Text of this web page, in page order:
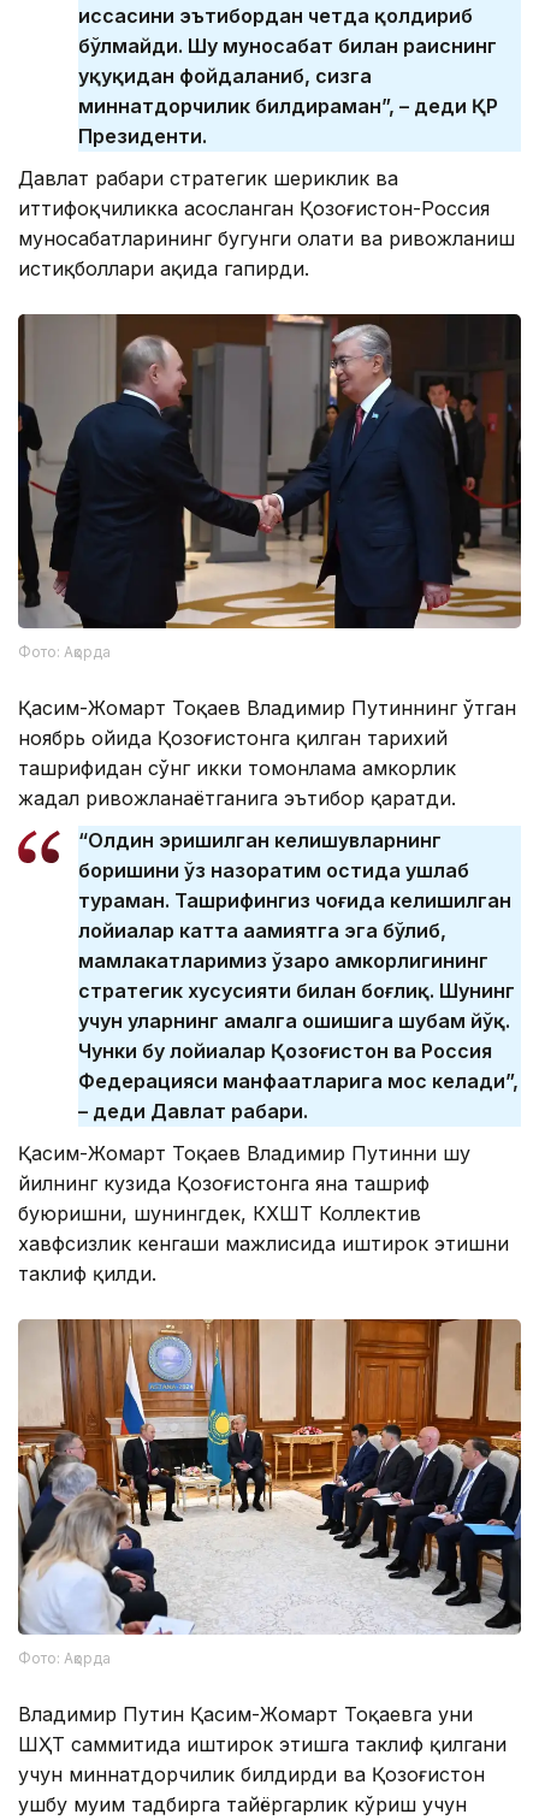
ҳиссасини эътибордан четда қолдириб
бўлмайди. Шу муносабат билан раиснинг
ҳуқуқидан фойдаланиб, сизга
миннатдорчилик билдираман”, – деди ҚР
Президенти.
Давлат раҳбари стратегик шериклик ва
иттифоқчиликка асосланган Қозоғистон-Россия
муносабатларининг бугунги ҳолати ва ривожланиш
истиқболлари ҳақида гапирди.
Фото: Ақорда
Қасим-Жомарт Тоқаев Владимир Путиннинг ўтган
ноябрь ойида Қозоғистонга қилган тарихий
ташрифидан сўнг икки томонлама ҳамкорлик
жадал ривожланаётганига эътибор қаратди.
“Олдин эришилган келишувларнинг
боришини ўз назоратим остида ушлаб
тураман. Ташрифингиз чоғида келишилган
лойиҳалар катта аҳамиятга эга бўлиб,
мамлакатларимиз ўзаро ҳамкорлигининг
стратегик хусусияти билан боғлиқ. Шунинг
учун уларнинг амалга ошишига шубҳам йўқ.
Чунки бу лойиҳалар Қозоғистон ва Россия
Федерацияси манфаатларига мос келади”,
– деди Давлат раҳбари.
Қасим-Жомарт Тоқаев Владимир Путинни шу
йилнинг кузида Қозоғистонга яна ташриф
буюришни, шунингдек, КХШТ Коллектив
хавфсизлик кенгаши мажлисида иштирок этишни
таклиф қилди.
Фото: Ақорда
Владимир Путин Қасим-Жомарт Тоқаевга уни
ШҲТ саммитида иштирок этишга таклиф қилгани
учун миннатдорчилик билдирди ва Қозоғистон
ушбу муҳим тадбирга тайёргарлик кўриш учун